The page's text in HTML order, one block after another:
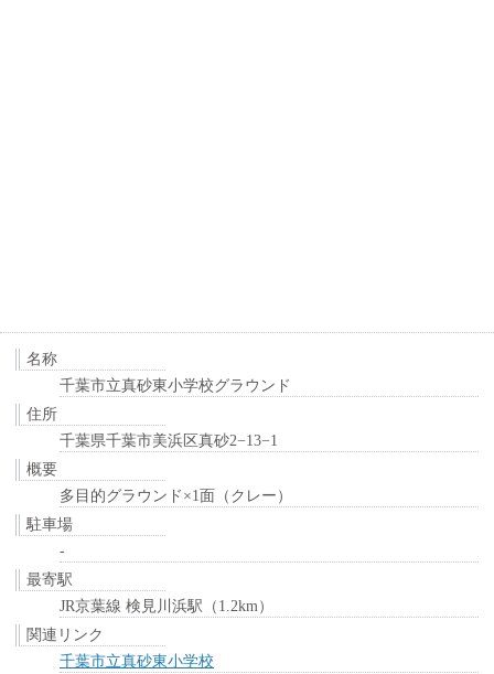
名称
千葉市立真砂東小学校グラウンド
住所
千葉県千葉市美浜区真砂2−13−1
概要
多目的グラウンド×1面（クレー）
駐車場
-
最寄駅
JR京葉線 検見川浜駅（1.2km）
関連リンク
千葉市立真砂東小学校